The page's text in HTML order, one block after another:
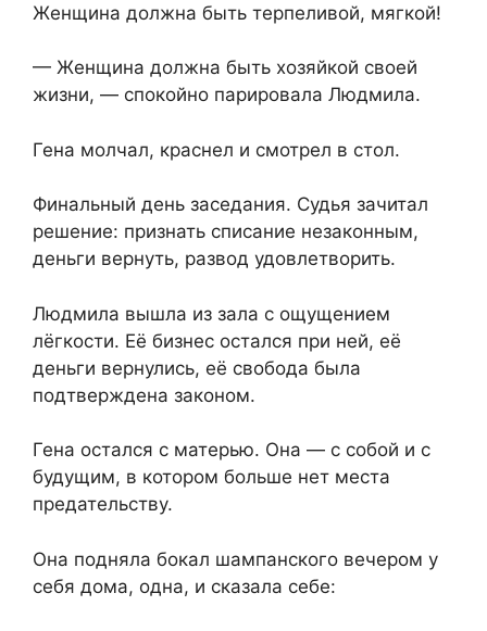
Женщина должна быть терпеливой, мягкой!
— Женщина должна быть хозяйкой своей
жизни, — спокойно парировала Людмила.
Гена молчал, краснел и смотрел в стол.
Финальный день заседания. Судья зачитал
решение: признать списание незаконным,
деньги вернуть, развод удовлетворить.
Людмила вышла из зала с ощущением
лёгкости. Её бизнес остался при ней, её
деньги вернулись, её свобода была
подтверждена законом.
Гена остался с матерью. Она — с собой и с
будущим, в котором больше нет места
предательству.
Она подняла бокал шампанского вечером у
себя дома, одна, и сказала себе: